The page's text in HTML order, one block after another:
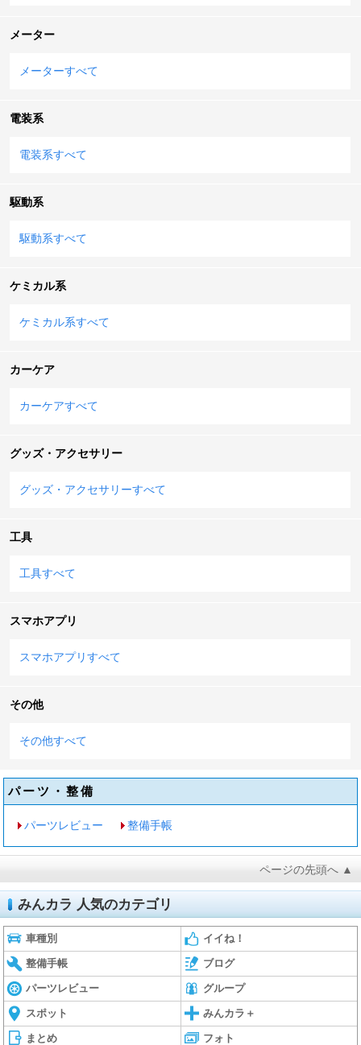
メーター
メーターすべて
電装系
電装系すべて
駆動系
駆動系すべて
ケミカル系
ケミカル系すべて
カーケア
カーケアすべて
グッズ・アクセサリー
グッズ・アクセサリーすべて
工具
工具すべて
スマホアプリ
スマホアプリすべて
その他
その他すべて
パーツ・整備
パーツレビュー 整備手帳
ページの先頭へ ▲
みんカラ 人気のカテゴリ
車種別 イイね！
整備手帳 ブログ
パーツレビュー グループ
スポット みんカラ＋
まとめ フォト